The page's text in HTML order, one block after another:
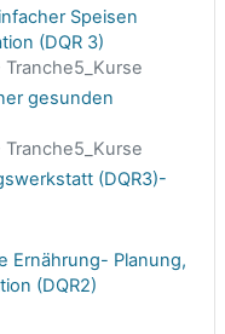
Speisen
(DQR 3)
gesunden
(DQR3)-
Ernährung- Planung,
(DQR2)